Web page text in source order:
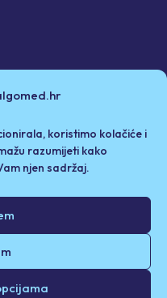
koristimo kolačiće i
razumijeti kako
njen sadržaj.
Iza Algomeda
/ Uvjeti korištenja
prava pridržana.